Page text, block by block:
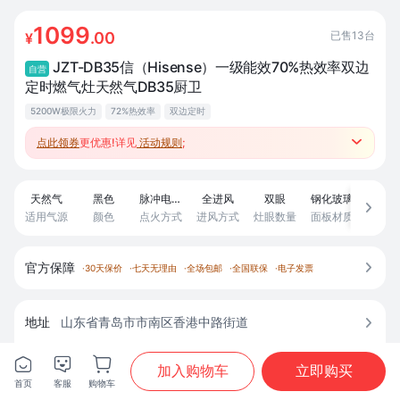

首页

分类

购物车

¥1099.00 已售13台
自营
JZT-DB35信（Hisense）一级能效70%热效率双边
定时燃气灶天然气DB35厨卫
5200W极限火力 72%热效率 双边定时
点此领券更优惠!详见 活动规则;
●参加厨卫跨品类满2类97折3类95折4类93折；

天然气
适用气源
黑色
颜色
脉冲电子点火
点火方式
全进风
进风方式
双眼
灶眼数量
钢化玻璃
面板材质

官方保障 ·30天保价 ·七天无理由 ·全场包邮 ·全国联保 ·电子发票 
地址 山东省青岛市市南区香港中路街道 
商城配送

首页

客服

购物车
加入购物车 立即购买